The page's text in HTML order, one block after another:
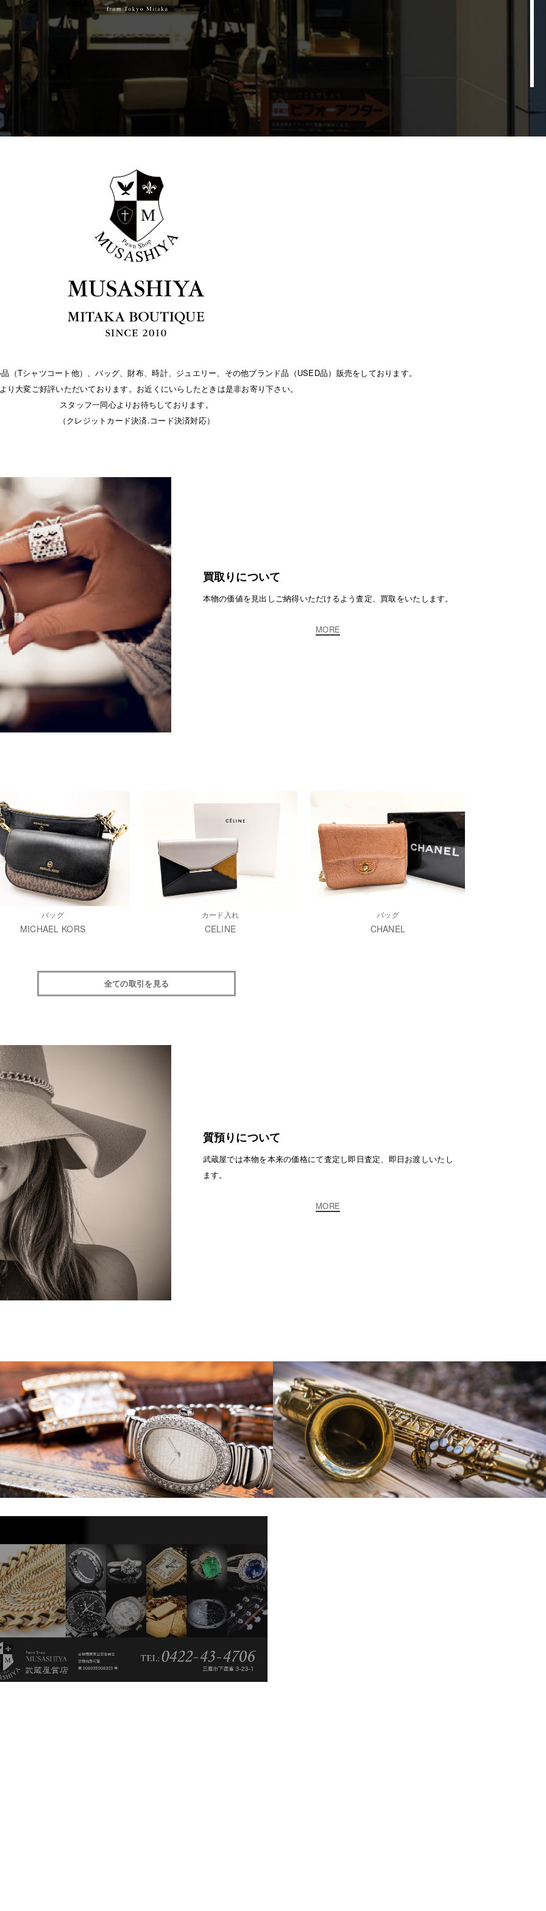
（Tシャツコート他）、バッグ、財布、時計、ジュエリー、その他ブランド品（USED品）販売をしております。
り大変ご好評いただいております。お近くにいらしたときは是非お寄り下さい。
スタッフ一同心よりお待ちしております。
（クレジットカード決済.コード決済対応）
買取りについて
本物の価値を見出しご納得いただけるよう査定、買取をいたします。
MORE
バッグ
MICHAEL KORS
カード入れ
CELINE
バッグ
CHANEL
全ての取引を見る
質預りについて
武蔵屋では本物を本来の価格にて査定し即日査定、即日お渡しいたし
ます。
MORE